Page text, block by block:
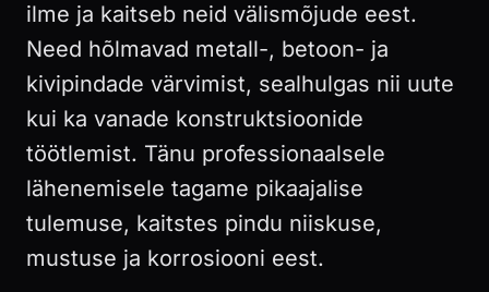
ilme ja kaitseb neid välismõjude eest.
Need hõlmavad metall-, betoon- ja
kivipindade värvimist, sealhulgas nii uute
kui ka vanade konstruktsioonide
töötlemist. Tänu professionaalsele
lähenemisele tagame pikaajalise
tulemuse, kaitstes pindu niiskuse,
mustuse ja korrosiooni eest.